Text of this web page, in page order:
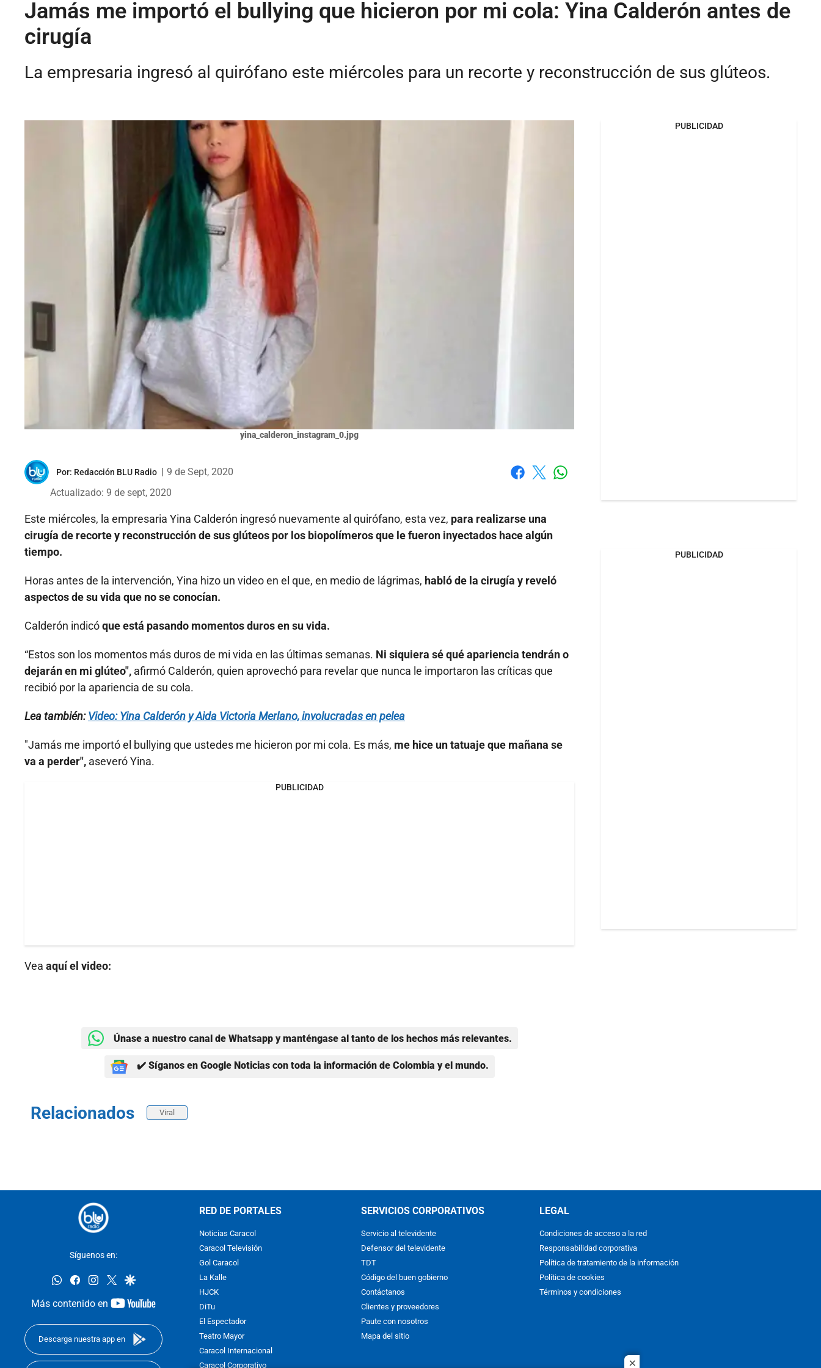
Jamás me importó el bullying que hicieron por mi cola: Yina Calderón antes de
cirugía
La empresaria ingresó al quirófano este miércoles para un recorte y reconstrucción de sus glúteos.
yina_calderon_instagram_0.jpg
Por: Redacción BLU Radio
9 de Sept, 2020
Actualizado: 9 de sept, 2020
Este miércoles, la empresaria Yina Calderón ingresó nuevamente al quirófano, esta vez, para realizarse una
cirugía de recorte y reconstrucción de sus glúteos por los biopolímeros que le fueron inyectados hace algún
tiempo.
Horas antes de la intervención, Yina hizo un video en el que, en medio de lágrimas, habló de la cirugía y reveló
aspectos de su vida que no se conocían.
Calderón indicóque está pasando momentos duros en su vida.
“Estos son los momentos más duros de mi vida en las últimas semanas. Ni siquiera sé qué apariencia tendrán o
dejarán en mi glúteo", afirmó Calderón, quien aprovechó para revelar que nunca le importaron las críticas que
recibió por la apariencia de su cola.
Lea también:Video: Yina Calderón y Aida Victoria Merlano, involucradas en pelea
"Jamás me importó el bullying que ustedes me hicieron por mi cola. Es más, me hice un tatuaje que mañana se
va a perder", aseveró Yina.
PUBLICIDAD
Vea aquí el video:
Únase a nuestro canal de Whatsapp y manténgase al tanto de los hechos más relevantes.
✔️ Síganos en Google Noticias con toda la información de Colombia y el mundo.
Relacionados Viral
PUBLICIDAD
PUBLICIDAD
Síguenos en:
whatsappfacebookinstagram
twittergoogle
Más contenido en
youtube-
Descarga nuestra app en
RED DE PORTALES
Noticias Caracol
Caracol Televisión
Gol Caracol
La Kalle
HJCK
DiTu
El Espectador
Teatro Mayor
Caracol Internacional
Caracol Corporativo
SERVICIOS CORPORATIVOS
Servicio al televidente
Defensor del televidente
TDT
Código del buen gobierno
Contáctanos
Clientes y proveedores
Paute con nosotros
Mapa del sitio
LEGAL
Condiciones de acceso a la red
Responsabilidad corporativa
Política de tratamiento de la información
Política de cookies
Términos y condiciones